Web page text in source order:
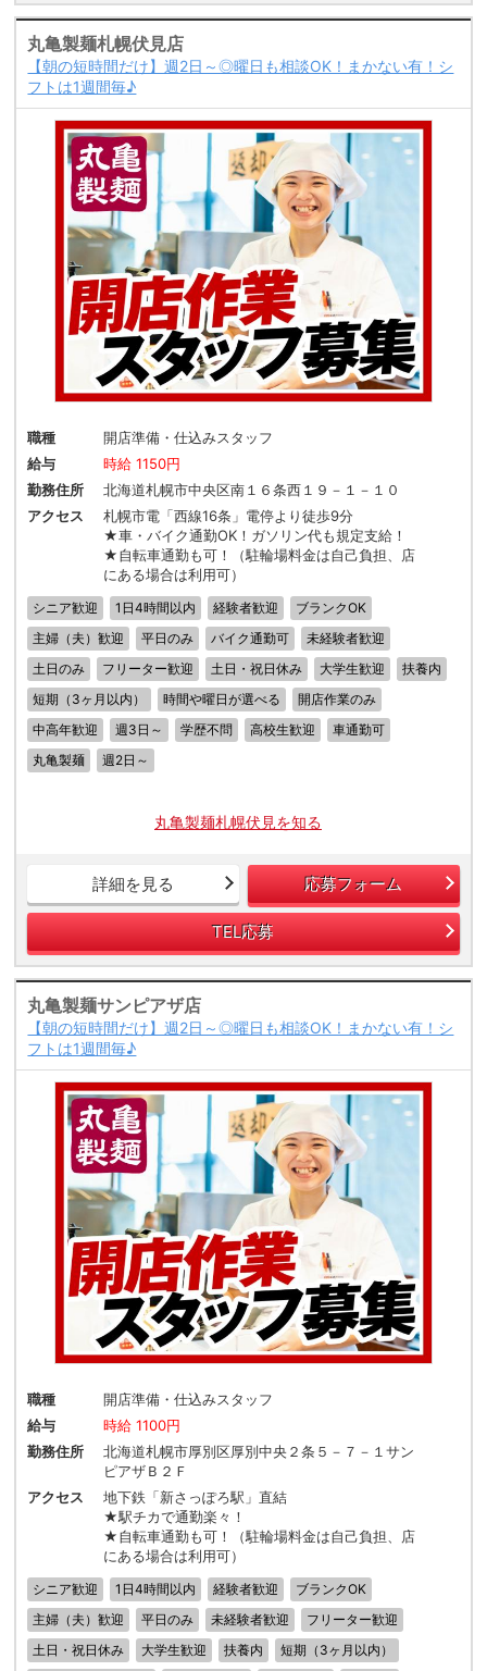
丸亀製麺札幌伏見店
【朝の短時間だけ】週2日～◎曜日も相談OK！まかない有！シ
フトは1週間毎♪
職種
開店準備・仕込みスタッフ
給与
時給 1150円
勤務住所
北海道札幌市中央区南１６条西１９－１－１０
アクセス
札幌市電「西線16条」電停より徒歩9分
★車・バイク通勤OK！ガソリン代も規定支給！
★自転車通勤も可！（駐輪場料金は自己負担、店
にある場合は利用可）
シニア歓迎 1日4時間以内 経験者歓迎
ブランクOK
主婦（夫）歓迎
平日のみ バイク通勤可
未経験者歓迎
土日のみ
フリーター歓迎 土日・祝日休み 大学生歓迎
扶養内
短期（3ヶ月以内）
時間や曜日が選べる
開店作業のみ
中高年歓迎
週3日～ 学歴不問 高校生歓迎
車通勤可
丸亀製麺
週2日～
丸亀製麺札幌伏見を知る
詳細を見る 応募フォーム
TEL応募
丸亀製麺サンピアザ店
【朝の短時間だけ】週2日～◎曜日も相談OK！まかない有！シ
フトは1週間毎♪
職種
開店準備・仕込みスタッフ
給与
時給 1100円
勤務住所
北海道札幌市厚別区厚別中央２条５－７－１サン
ピアザＢ２Ｆ
アクセス
地下鉄「新さっぽろ駅」直結
★駅チカで通勤楽々！
★自転車通勤も可！（駐輪場料金は自己負担、店
にある場合は利用可）
シニア歓迎 1日4時間以内 経験者歓迎
ブランクOK
主婦（夫）歓迎
平日のみ 未経験者歓迎
フリーター歓迎
土日・祝日休み
大学生歓迎 扶養内
短期（3ヶ月以内）